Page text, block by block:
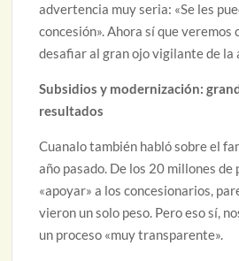
advertencia muy seria: «Se les
concesión». Ahora sí que veremos
desafiar al gran ojo vigilante de la
Subsidios y modernización:
resultados
Cuanalo también habló sobre el
año pasado. De los 20 millones de
«apoyar» a los concesionarios,
vieron un solo peso. Pero eso sí,
un proceso «muy transparente».